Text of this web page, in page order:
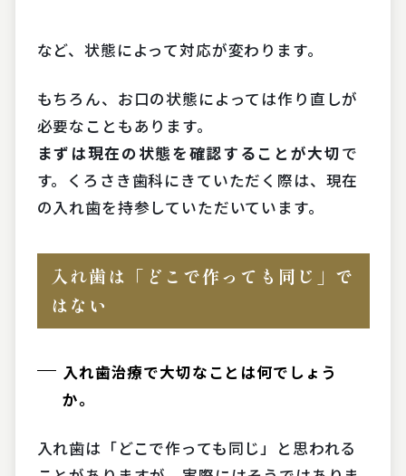
など、状態によって対応が変わります。
もちろん、お口の状態によっては作り直しが
必要なこともあります。
まずは現在の状態を確認することが大切で
す。くろさき歯科にきていただく際は、現在
の入れ歯を持参していただいています。
入れ歯は「どこで作っても同じ」で
はない
入れ歯治療で大切なことは何でしょう
か。
入れ歯は「どこで作っても同じ」と思われる